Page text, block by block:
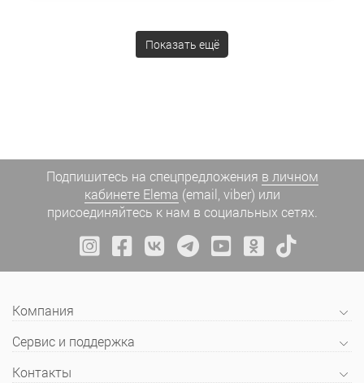
Показать ещё
Подпишитесь на спецпредложения в личном
кабинете Elema (email, viber) или
присоединяйтесь к нам в социальных сетях.
Компания
Сервис и поддержка
Контакты